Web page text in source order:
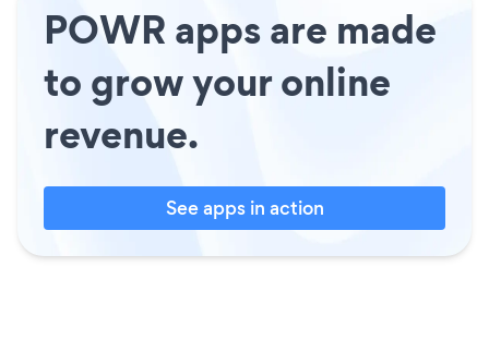
POWR apps are made
to grow your online
revenue.
See apps in action